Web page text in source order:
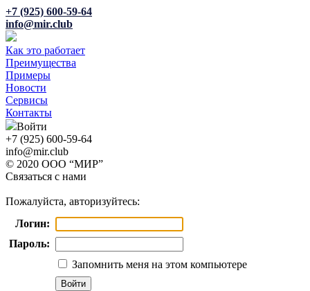
+7 (925) 600-59-64
info@mir.club
Как это работает
Преимущества
Примеры
Новости
Сервисы
Контакты
Войти
+7 (925) 600-59-64
info@mir.club
© 2020 ООО “МИР”
Связаться с нами
Пожалуйста, авторизуйтесь:
Логин:
Пароль:
Запомнить меня на этом компьютере